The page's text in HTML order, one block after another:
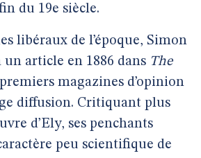
du 19e siècle.
libéraux de l’époque, Simon
un article en 1886 dans The
magazines d’opinion
diffusion. Critiquant plus
d’Ely, ses penchants
peu scientifique de